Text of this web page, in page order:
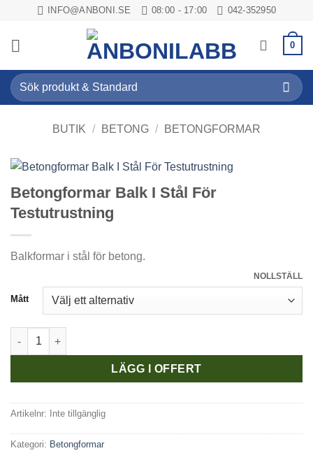
content
INFO@ANBONI.SE 08:00 - 17:00 042-352950
0
Sök
efter:
BUTIK / BETONG / BETONGFORMAR
Betongformar Balk I Stål För
Testutrustning
Balkformar i stål för betong.
Mått
NOLLSTÄLL
Betongformar Balk I Stål För Testutrustning mängd
LÄGG I OFFERT
Artikelnr: Inte tillgänglig
Kategori: Betongformar